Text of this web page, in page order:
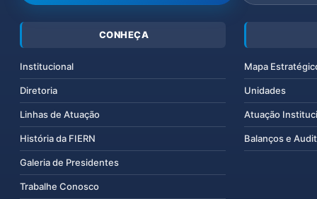
CONHEÇA
Institucional
Diretoria
Linhas de Atuação
História da FIERN
Galeria de Presidentes
Trabalhe Conosco
Mapa
Unidades
Atuação
Balanços e